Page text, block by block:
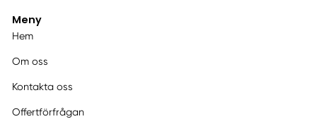
Meny
Hem
Om oss
Kontakta oss
Offertförfrågan